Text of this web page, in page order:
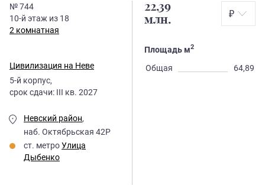
№744
10-й этаж из 18
2 комнатная
Цивилизация на Неве
5-й корпус,
срок сдачи: III кв. 2027
Невский район,
наб. Октябрьская 42Р
ст. метроУлица
Дыбенко
22,39
млн.
₽
Площадь м2
Общая 64,89